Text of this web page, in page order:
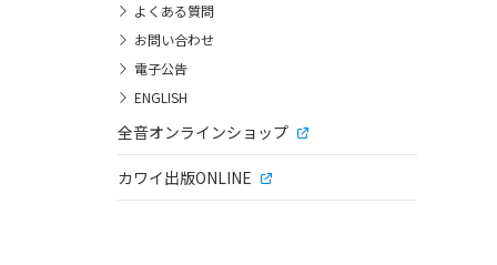
よくある質問
お問い合わせ
電子公告
ENGLISH
全音オンラインショップ
カワイ出版ONLINE